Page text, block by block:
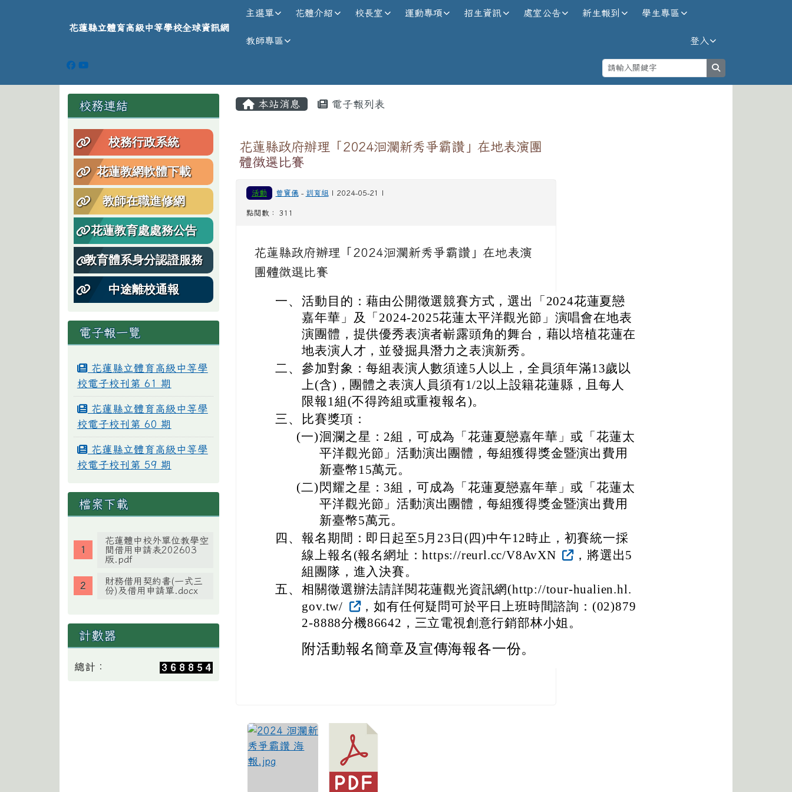
花蓮縣立體育高級中等學校全球資訊網
花蓮縣立體育高級中等學校全球資訊網
主選單 花體介紹 校長室 運動專項 招生資訊 處室公告 新生報到 學生專區
教師專區 登入
左邊區域內容
校務連結
校務行政系統
花蓮教網軟體下載
教師在職進修網
花蓮教育處處務公告
教育體系身分認證服務
中途離校通報
電子報一覽
花蓮縣立體育高級中等學
校電子校刊第 61 期
花蓮縣立體育高級中等學
校電子校刊第 60 期
花蓮縣立體育高級中等學
校電子校刊第 59 期
檔案下載
花蓮體中校外單位教學空
間借用申請表202603
版.pdf
財務借用契約書(一式三
份)及借用申請單.docx
計數器
總計：
主內容區域
本站消息 電子報列表
花蓮縣政府辦理「2024洄瀾新秀爭霸讚」在地表演團
體徵選比賽
活動 曾寶儀- 訓育組 | 2024-05-21 |
點閱數： 311
花蓮縣政府辦理「2024洄瀾新秀爭霸讚」在地表演
團體徵選比賽
一、 活動目的：藉由公開徵選競賽方式，選出「2024花蓮夏戀
嘉年華」及「2024-2025花蓮太平洋觀光節」演唱會在地表
演團體，提供優秀表演者嶄露頭角的舞台，藉以培植花蓮在
地表演人才，並發掘具潛力之表演新秀。
二、 參加對象：每組表演人數須達5人以上，全員須年滿13歲以
上(含)，團體之表演人員須有1/2以上設籍花蓮縣，且每人
限報1組(不得跨組或重複報名)。
三、
比賽獎項：
(一)洄瀾之星：2組，可成為「花蓮夏戀嘉年華」或「花蓮太
平洋觀光節」活動演出團體，每組獲得獎金暨演出費用
新臺幣15萬元。
(二) 閃耀之星：3組，可成為「花蓮夏戀嘉年華」或「花蓮太
平洋觀光節」活動演出團體，每組獲得獎金暨演出費用
新臺幣5萬元。
四、 報名期間：即日起至5月23日(四)中午12時止，初賽統一採
線上報名(報名網址：https://reurl.cc/V8AvXN
，將選出5
組團隊，進入決賽。
五、 相關徵選辦法請詳閱花蓮觀光資訊網(http://tour-hualien.hl.
gov.tw/
，如有任何疑問可於平日上班時間諮詢：(02)879
2-8888分機86642，三立電視創意行銷部林小姐。
附活動報名簡章及宣傳海報各一份。
頁尾區域